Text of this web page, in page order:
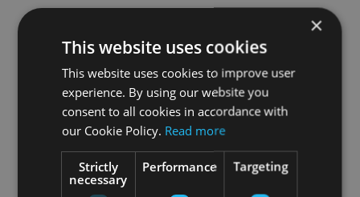
×
This website uses cookies
This website uses cookies to improve user
experience. By using our website you
consent to all cookies in accordance with
our Cookie Policy. Read more
Strictly
necessary
Performance Targeting